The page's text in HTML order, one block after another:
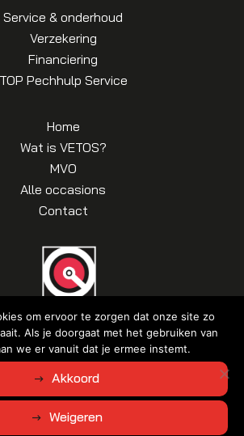
Service & onderhoud
Verzekering
Financiering
TOP Pechhulp Service
Home
Wat is VETOS?
MVO
Alle occasions
Contact
Algemene voorwaarden
Disclaimer |
om ervoor te zorgen dat onze site zo
Als je doorgaat met het gebruiken van
we er vanuit dat je ermee instemt.
Akkoord
Weigeren